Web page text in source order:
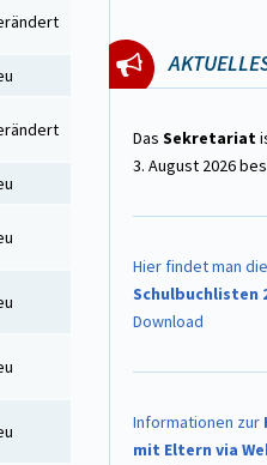
Das Sekretariat
3. August 2026
Hier findet man die
Schulbuchlisten
Download
Informationen zur
mit Eltern via